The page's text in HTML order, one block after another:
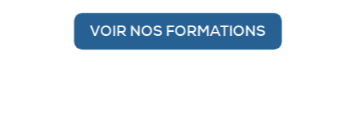
VOIR NOS FORMATIONS